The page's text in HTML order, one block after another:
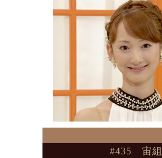
#435 宙組